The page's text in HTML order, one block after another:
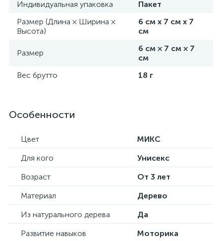
Индивидуальная упаковка
Пакет
Размер (Длина × Ширина ×
Высота)
6 см х 7 см х 7
см
Размер
6 см × 7 см × 7
см
Вес брутто
18 г
Особенности
Цвет
МИКС
Для кого
Унисекс
Возраст
От 3 лет
Материал
Дерево
Из натурального дерева
Да
Развитие навыков
Моторика